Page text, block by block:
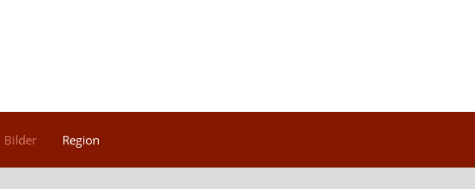
Bilder Region